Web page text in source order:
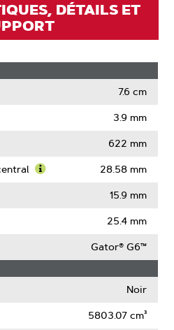
DÉTAILS ET
7.6 cm
3.9 mm
622 mm
central
28.58 mm
15.9 mm
25.4 mm
Gator® G6™
Noir
5803.07 cm³